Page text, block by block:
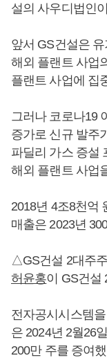
설의 사우디법인
앞서 GS건설은
해외 플랜트 사업
플랜트 사업에 집
그러나 코로나19
증가로 신규 발주
파딜리 가스 증설
해외 플랜트 사업
2018년 4조8천억
매출은 2023년
△GS건설 2대주
허윤홍이 GS건설
전자공시시스템
은 2024년 2월26
200만 주를 증여